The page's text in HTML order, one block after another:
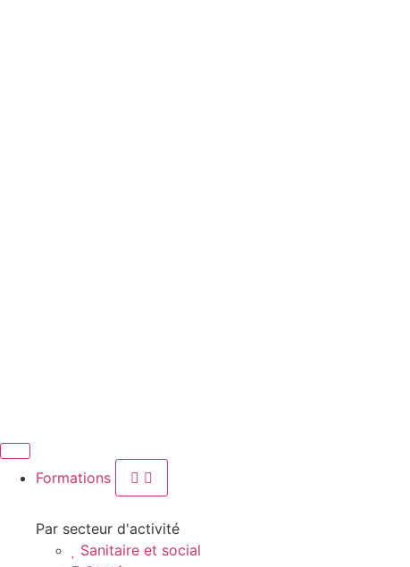
Formations
Par secteur d'activité
Sanitaire et social